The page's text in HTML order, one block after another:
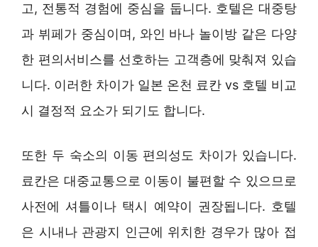
고, 전통적 경험에 중심을 둡니다. 호텔은 대중탕
과 뷔페가 중심이며, 와인 바나 놀이방 같은 다양
한 편의서비스를 선호하는 고객층에 맞춰져 있습
니다. 이러한 차이가 일본 온천 료칸 vs 호텔 비교
시 결정적 요소가 되기도 합니다.
또한 두 숙소의 이동 편의성도 차이가 있습니다.
료칸은 대중교통으로 이동이 불편할 수 있으므로
사전에 셔틀이나 택시 예약이 권장됩니다. 호텔
은 시내나 관광지 인근에 위치한 경우가 많아 접